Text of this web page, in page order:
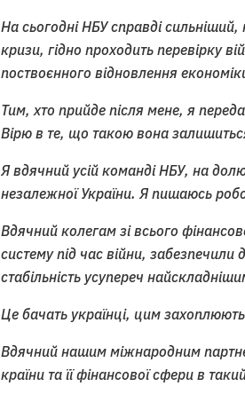
На сьогодні НБУ справді сильніший,
кризи, гідно проходить перевірку
поствоєнного відновлення
Тим, хто прийде після мене, я
Вірю в те, що такою вона
Я вдячний усій команді НБУ, на
незалежної України. Я пишаюсь
Вдячний колегам зі всього
систему під час війни,
стабільність усупереч
Це бачать українці, цим
Вдячний нашим міжнародним
країни та її фінансової сфери в